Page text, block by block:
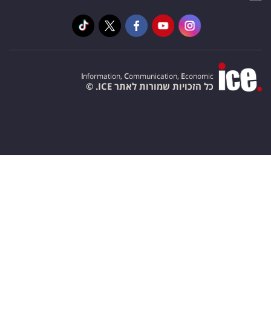
Information, Communication, Economic
כל הזכויות שמורות לאתר ICE. ©